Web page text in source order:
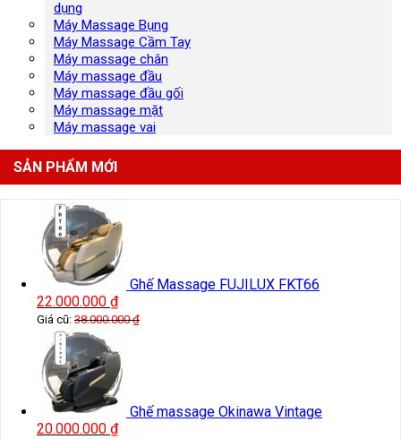
dụng
Máy Massage Bụng
Máy Massage Cầm Tay
Máy massage chân
Máy massage đầu
Máy massage đầu gối
Máy massage mặt
Máy massage vai
SẢN PHẨM MỚI
Ghế Massage FUJILUX FKT66
22.000.000 ₫
Giá cũ: 38.000.000₫
Ghế massage Okinawa Vintage
20.000.000 ₫